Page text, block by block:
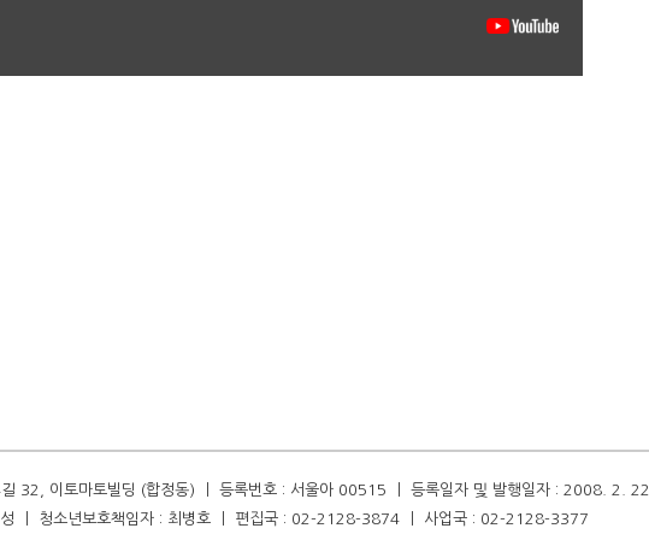
32, 이토마토빌딩 (합정동) ㅣ 등록번호 : 서울아 00515 ㅣ 등록일자 및 발행일자 : 2008. 2. 22
성 ㅣ 청소년보호책임자 : 최병호 ㅣ 편집국 : 02-2128-3874 ㅣ 사업국 : 02-2128-3377